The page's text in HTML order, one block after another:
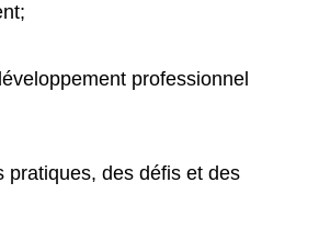
professionnel
pratiques, des défis et des